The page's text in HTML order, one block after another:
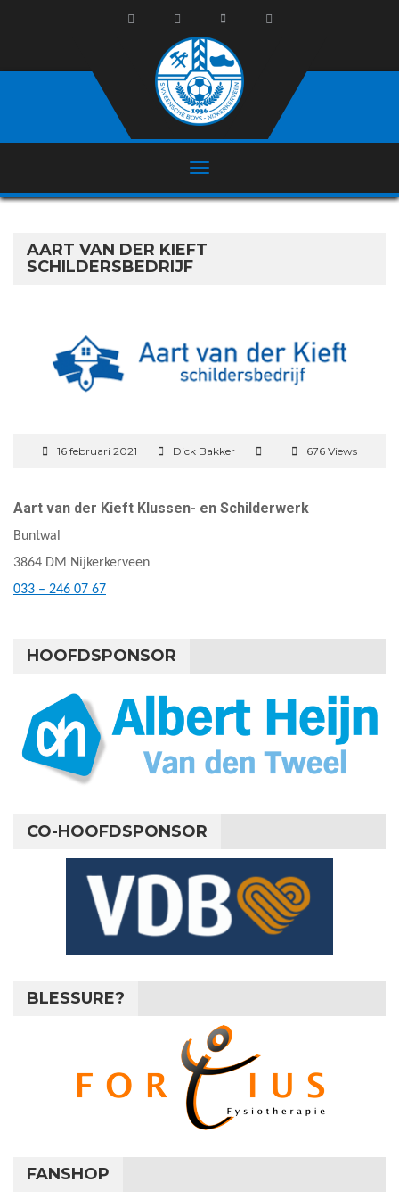
AART VAN DER KIEFT
SCHILDERSBEDRIJF
16 februari 2021 Dick Bakker 676 Views
Aart van der Kieft Klussen- en Schilderwerk
Buntwal
3864 DM Nijkerkerveen
033 – 246 07 67
HOOFDSPONSOR
CO-HOOFDSPONSOR
BLESSURE?
FANSHOP